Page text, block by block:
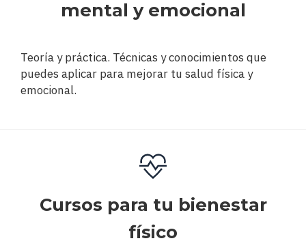
mental y emocional
Teoría y práctica. Técnicas y conocimientos que
puedes aplicar para mejorar tu salud física y
emocional.
Cursos para tu bienestar
físico